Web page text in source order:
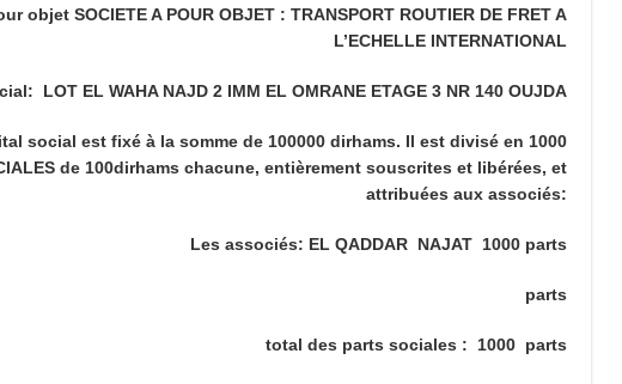
objet SOCIETE A POUR OBJET : TRANSPORT ROUTIER DE FRET A
L’ECHELLE INTERNATIONAL
LOT EL WAHA NAJD 2 IMM EL OMRANE ETAGE 3 NR 140 OUJDA
social est fixé à la somme de 100000 dirhams. Il est divisé en 1000
de 100dirhams chacune, entièrement souscrites et libérées, et
attribuées aux associés:
Les associés: EL QADDAR NAJAT 1000 parts
parts
total des parts sociales : 1000 parts